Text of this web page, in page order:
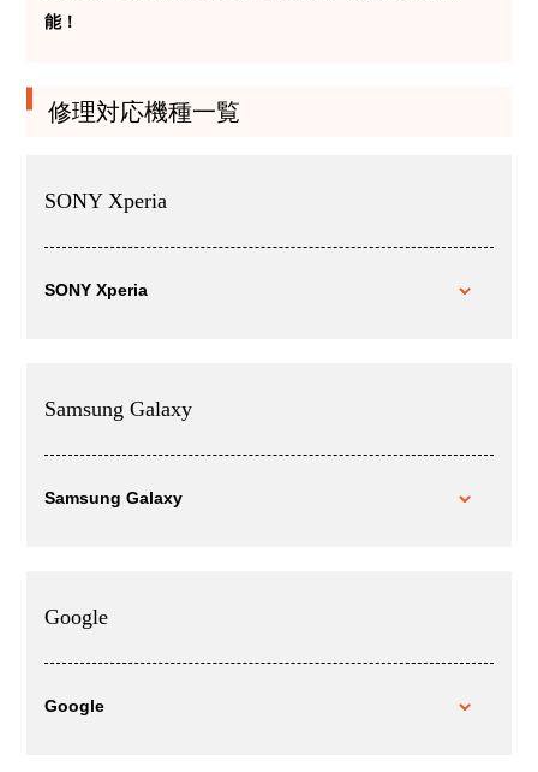
能！
修理対応機種一覧
SONY Xperia
SONY Xperia
Samsung Galaxy
Samsung Galaxy
Google
Google